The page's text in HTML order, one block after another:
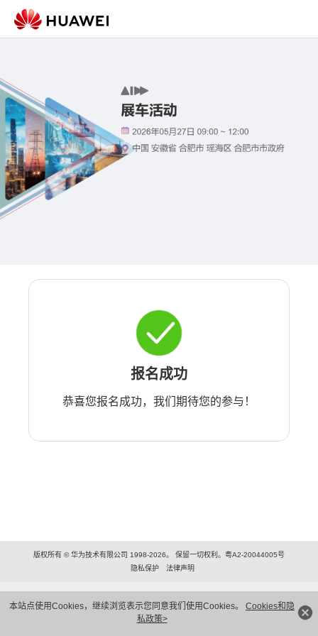
本站点使用Cookies，继续浏览表示您同意我们使用Cookies。 Cookies和隐
私政策>
报名成功
恭喜您报名成功，我们期待您的参与！
版权所有 © 华为技术有限公司 1998-2026。 保留一切权利。粤A2-20044005号
隐私保护
法律声明